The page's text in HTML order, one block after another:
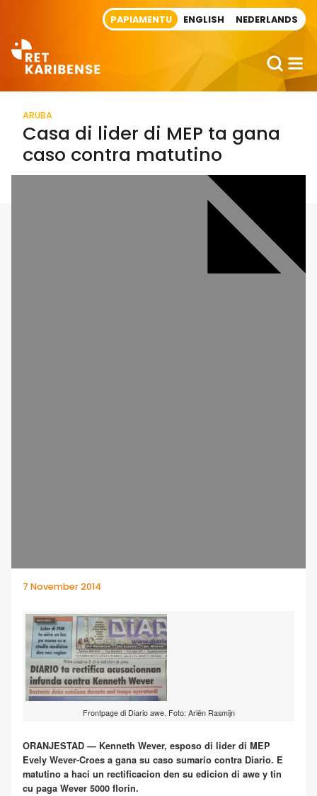
PAPIAMENTU ENGLISH NEDERLANDS
ARUBA
Casa di lider di MEP ta gana
caso contra matutino
7 November 2014
Frontpage di Diario awe. Foto: Ariën Rasmijn
ORANJESTAD — Kenneth Wever, esposo di lider di MEP
Evely Wever-Croes a gana su caso sumario contra Diario. E
matutino a haci un rectificacion den su edicion di awe y tin
cu paga Wever 5000 florin.